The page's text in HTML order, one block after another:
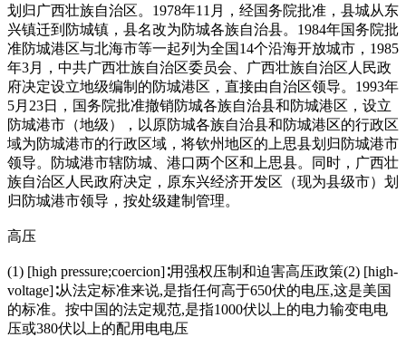
划归广西壮族自治区。1978年11月，经国务院批准，县城从东
兴镇迁到防城镇，县名改为防城各族自治县。1984年国务院批
准防城港区与北海市等一起列为全国14个沿海开放城市，1985
年3月，中共广西壮族自治区委员会、广西壮族自治区人民政
府决定设立地级编制的防城港区，直接由自治区领导。1993年
5月23日，国务院批准撤销防城各族自治县和防城港区，设立
防城港市（地级），以原防城各族自治县和防城港区的行政区
域为防城港市的行政区域，将钦州地区的上思县划归防城港市
领导。防城港市辖防城、港口两个区和上思县。同时，广西壮
族自治区人民政府决定，原东兴经济开发区（现为县级市）划
归防城港市领导，按处级建制管理。
高压
(1) [high pressure;coercion]∶用强权压制和迫害高压政策(2) [high-
voltage]∶从法定标准来说,是指任何高于650伏的电压,这是美国
的标准。按中国的法定规范,是指1000伏以上的电力输变电电
压或380伏以上的配用电电压